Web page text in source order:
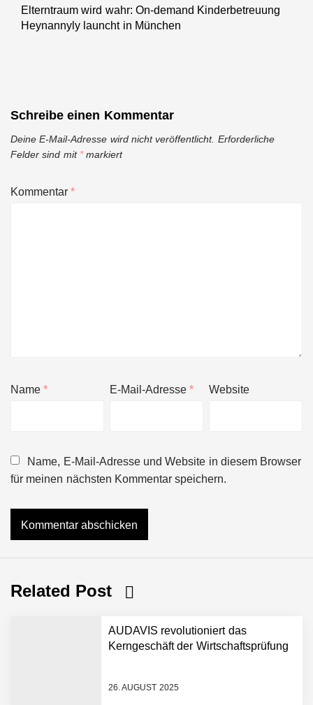
Next
post:
Elterntraum wird wahr: On-demand Kinderbetreuung
Heynannyly launcht in München
Schreibe einen Kommentar
Deine E-Mail-Adresse wird nicht veröffentlicht. Erforderliche
Felder sind mit *markiert
Kommentar*
Name* E-Mail-Adresse* Website
Name, E-Mail-Adresse und Website in diesem Browser
für meinen nächsten Kommentar speichern.
Related Post
AUDAVIS revolutioniert das
Kerngeschäft der Wirtschaftsprüfung
26. AUGUST 2025